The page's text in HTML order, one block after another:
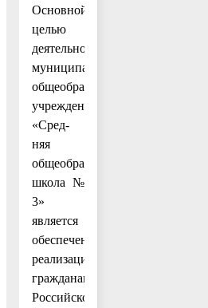
Основной
целью
деятельности
муниципального
общеобразовательного
учреждения
«Сред-
няя
общеобразовательная
школа №
3»
является
обеспечение
реализации
гражданами
Российской